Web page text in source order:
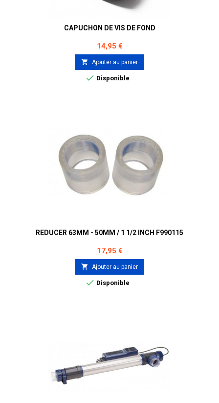
CAPUCHON DE VIS DE FOND
Prix
14,95 €
 Ajouter au panier
 Disponible
REDUCER 63MM - 50MM / 1 1/2 INCH F990115
Prix
17,95 €
 Ajouter au panier
 Disponible